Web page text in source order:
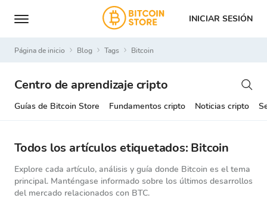
INICIAR SESIÓN
Página de inicio Blog Tags bitcoin
Centro de aprendizaje cripto
Guías de Bitcoin Store Fundamentos cripto Noticias cripto
Todos los artículos etiquetados: Bitcoin
Explore cada artículo, análisis y guía donde Bitcoin es el tema
principal. Manténgase informado sobre los últimos desarrollos
del mercado relacionados con BTC.